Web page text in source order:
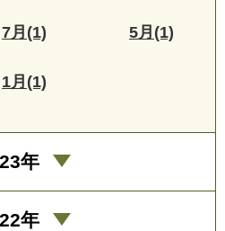
7月(1) 5月(1)
1月(1)
年
年